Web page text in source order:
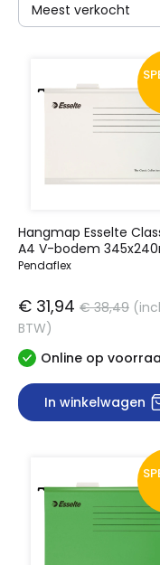
Meest verkocht
Hangmap Esselte
A4 V-bodem
wit
Pendaflex
€ 31,94 € 38,49
BTW)
Online op
In winkelwagen